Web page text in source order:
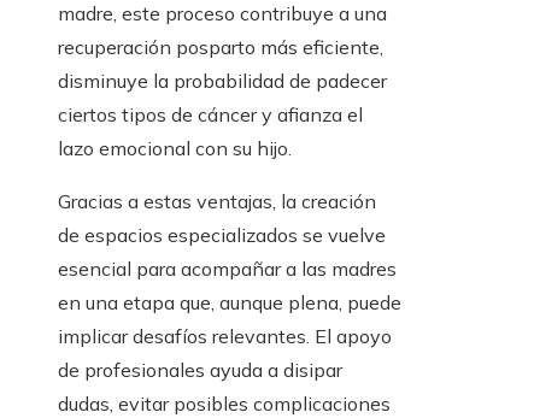
madre, este proceso contribuye a una
recuperación posparto más eficiente,
disminuye la probabilidad de padecer
ciertos tipos de cáncer y afianza el
lazo emocional con su hijo.
Gracias a estas ventajas, la creación
de espacios especializados se vuelve
esencial para acompañar a las madres
en una etapa que, aunque plena, puede
implicar desafíos relevantes. El apoyo
de profesionales ayuda a disipar
dudas, evitar posibles complicaciones